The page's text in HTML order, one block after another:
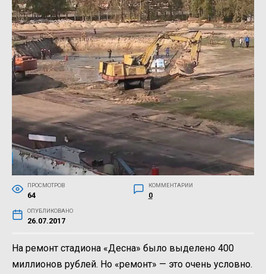
ПРОСМОТРОВ
64
КОММЕНТАРИИ
0
ОПУБЛИКОВАНО
26.07.2017
На ремонт стадиона «Десна» было выделено 400
миллионов рублей. Но «ремонт» — это очень условно.